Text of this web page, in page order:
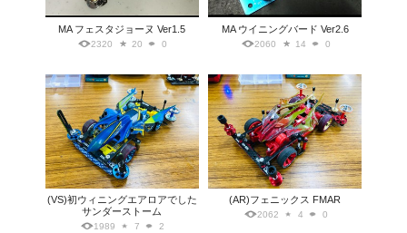
MA フェスタジョーヌ Ver1.5
2320 20 0
MA ウイニングバード Ver2.6
2060 14 0
(VS)初ウィニングエアロアでした
サンダーストーム
1989 7 2
(AR)フェニックス FMAR
2062 4 0